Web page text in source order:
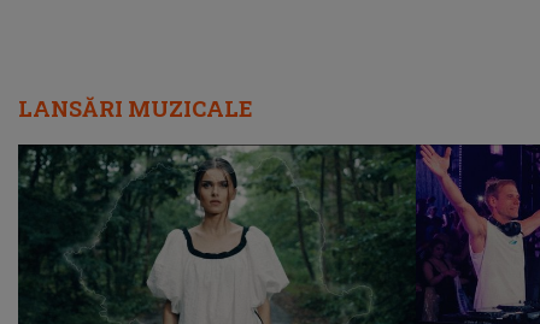
LANSĂRI MUZICALE